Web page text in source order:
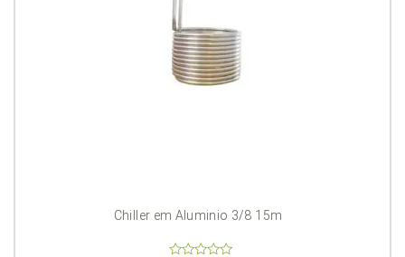
Chiller em Aluminio 3/8 15m